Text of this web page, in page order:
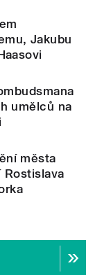
Jakubu
umělců na
města
Rostislava